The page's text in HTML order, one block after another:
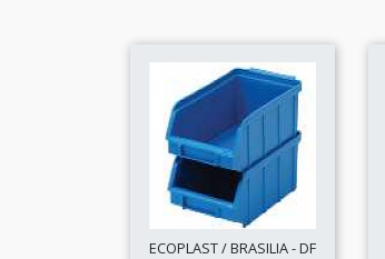
ECOPLAST / BRASILIA - DF